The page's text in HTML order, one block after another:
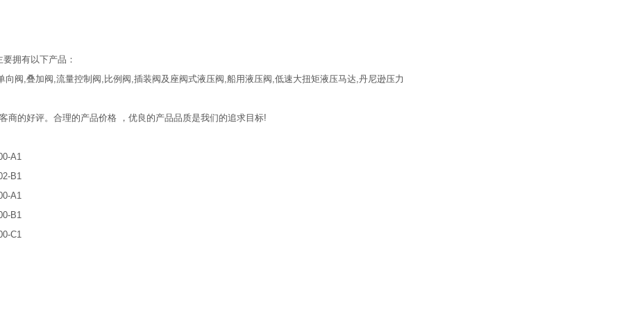
拥有以下产品：
阀,叠加阀,流量控制阀,比例阀,插装阀及座阀式液压阀,船用液压阀,低速大扭矩液压马达,丹尼逊压力
商的好评。合理的产品价格 ，优良的产品品质是我们的追求目标!
A1
B1
A1
B1
C1